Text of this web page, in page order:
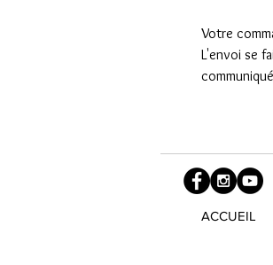
Votre
L'envoi se
ACCUEIL